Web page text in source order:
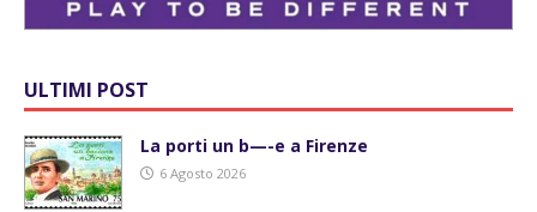
ULTIMI POST
La porti un b—-e a Firenze
6 Agosto 2026